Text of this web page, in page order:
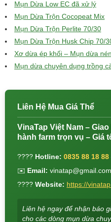
Mụn Dừa Low EC đã xử lý
Mụn Dừa Trộn Cocopeat Mix
Mụn Dừa Trộn Perlite 70/30
Mụn Dừa Trộn Husk Chip 70/
Xơ dừa ép khối – Mụn dừa
Mụn dừa chuyên dụng trồng
Liên Hệ Mua Giá Thể
VinaTap Việt Nam –
hành farm trọn vụ – Giá
???? Hotline: 0835 88 18 88
✉️ Email: vinatap@gmail.com
???? Website: https://
Liên hệ ngay để nhận báo
cho các dòng mụn dừa